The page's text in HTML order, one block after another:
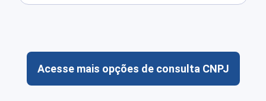
Acesse mais opções de consulta CNPJ